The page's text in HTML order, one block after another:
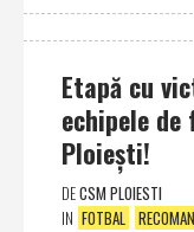
Etapă cu
echipele
Ploieşti!
DECSM PLOIESTI
IN FOTBAL